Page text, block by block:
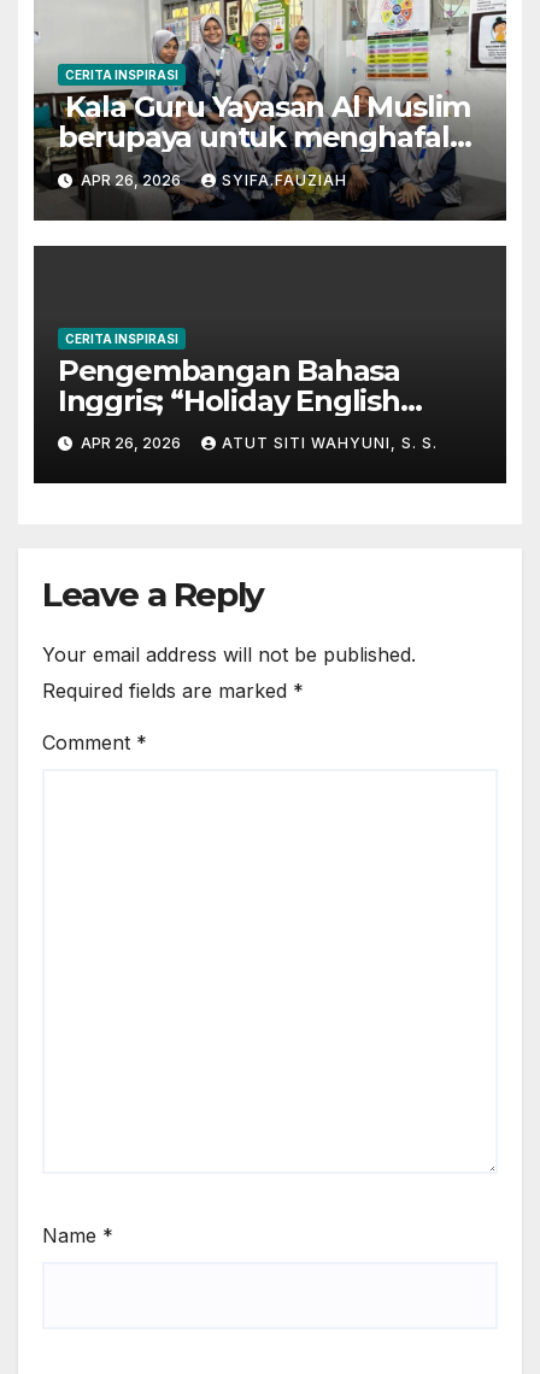
CERITA INSPIRASI
Kala Guru Yayasan Al Muslim
berupaya untuk menghafal
Al-Qur’an
APR 26, 2026 SYIFA.FAUZIAH
CERITA INSPIRASI
Pengembangan Bahasa
Inggris; “Holiday English
Program” di Kampung
Inggris-Pare
APR 26, 2026 ATUT SITI WAHYUNI, S. S.
Leave a Reply
Your email address will not be published.
Required fields are marked *
Comment *
Name *